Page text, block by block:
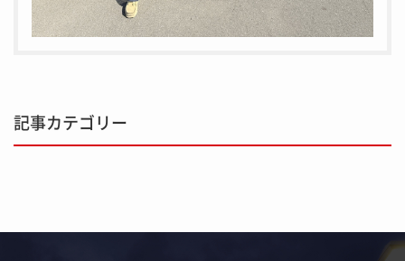
記事カテゴリー